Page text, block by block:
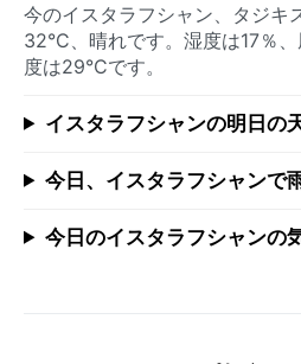
今のイスタラフシャン、タジキ
32°C、晴れです。湿度は17％
度は29°Cです。
イスタラフシャンの明日の
今日、イスタラフシャンで
今日のイスタラフシャンの